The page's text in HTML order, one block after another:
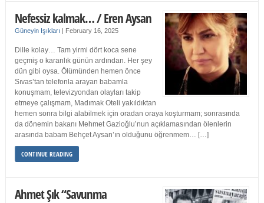
Nefessiz kalmak… / Eren Aysan
Güneyin Işıkları | February 16, 2025
Dille kolay… Tam yirmi dört koca sene
geçmiş o karanlık günün ardından. Her şey
dün gibi oysa. Ölümünden hemen önce
Sıvas’tan telefonla arayan babamla
konuşmam, televizyondan olayları takip
etmeye çalışmam, Madımak Oteli yakıldıktan
hemen sonra bilgi alabilmek için oradan oraya koşturmam; sonrasında
da dönemin bakanı Mehmet Gazioğlu’nun açıklamasından ölenlerin
arasında babam Behçet Aysan’ın olduğunu öğrenmem… […]
CONTINUE READING
Ahmet Şık “Savunma